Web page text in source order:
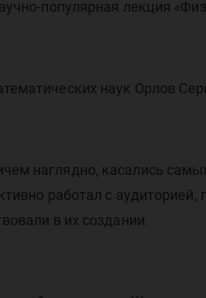
популярная лекция
наук Орлов
наглядно, касались
работал с
в их создании.